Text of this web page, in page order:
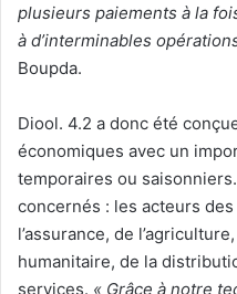
plusieurs paiements à la
à d’interminables
Boupda.
Diool. 4.2 a donc été
économiques avec un
temporaires ou
concernés : les acteurs
l’assurance, de
humanitaire, de la
services. « Grâce à notre